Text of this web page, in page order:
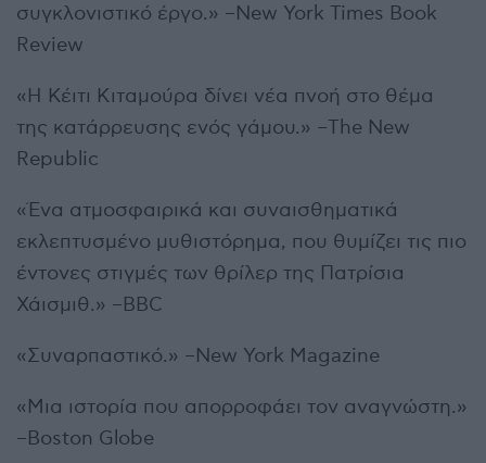
συγκλονιστικό έργο.» –New York Times Book
Review
«Η Κέιτι Κιταμούρα δίνει νέα πνοή στο θέμα
της κατάρρευσης ενός γάμου.» –The New
Republic
«Ένα ατμοσφαιρικά και συναισθηματικά
εκλεπτυσμένο μυθιστόρημα, που θυμίζει τις πιο
έντονες στιγμές των θρίλερ της Πατρίσια
Χάισμιθ.» –BBC
«Συναρπαστικό.» –New York Magazine
«Μια ιστορία που απορροφάει τον αναγνώστη.»
–Boston Globe